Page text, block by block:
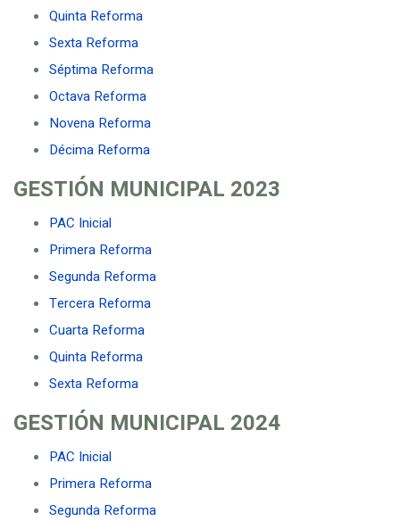
Quinta Reforma
Sexta Reforma
Séptima Reforma
Octava Reforma
Novena Reforma
Décima Reforma
GESTIÓN MUNICIPAL 2023
PAC Inicial
Primera Reforma
Segunda Reforma
Tercera Reforma
Cuarta Reforma
Quinta Reforma
Sexta Reforma
GESTIÓN MUNICIPAL 2024
PAC Inicial
Primera Reforma
Segunda Reforma